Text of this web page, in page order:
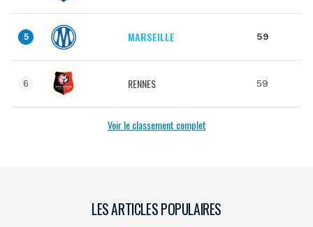
5 MARSEILLE 59
6 RENNES 59
Voir le classement complet
LES ARTICLES POPULAIRES